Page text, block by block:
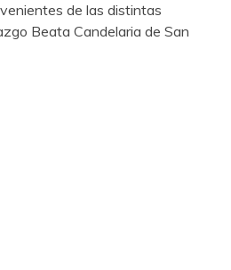
de las distintas
Beata Candelaria de San